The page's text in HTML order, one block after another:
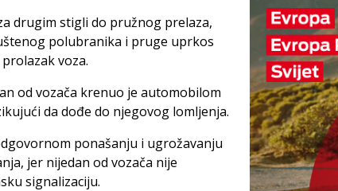
drugim stigli do pružnog prelaza,
polubranika i pruge uprkos
voza.
od vozača krenuo je automobilom
da dođe do njegovog lomljenja.
ponašanju i ugrožavanju
jer nijedan od vozača nije
signalizaciju.